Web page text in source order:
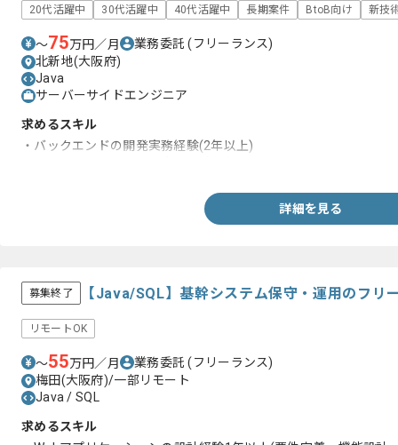
20代活躍中 30代活躍中 40代活躍中 長期案件 BtoB向け 新技
〜75万円／月 業務委託(フリーランス)
北新地(大阪府)
Java
サーバーサイドエンジニア
求めるスキル
・バックエンドの開発実務経験(2年以上)
詳細を見る
募集終了 【Java/SQL】基幹システム保守・運用のフリ
リモートOK
〜55万円／月 業務委託(フリーランス)
梅田(大阪府)/一部リモート
Java / SQL
求めるスキル